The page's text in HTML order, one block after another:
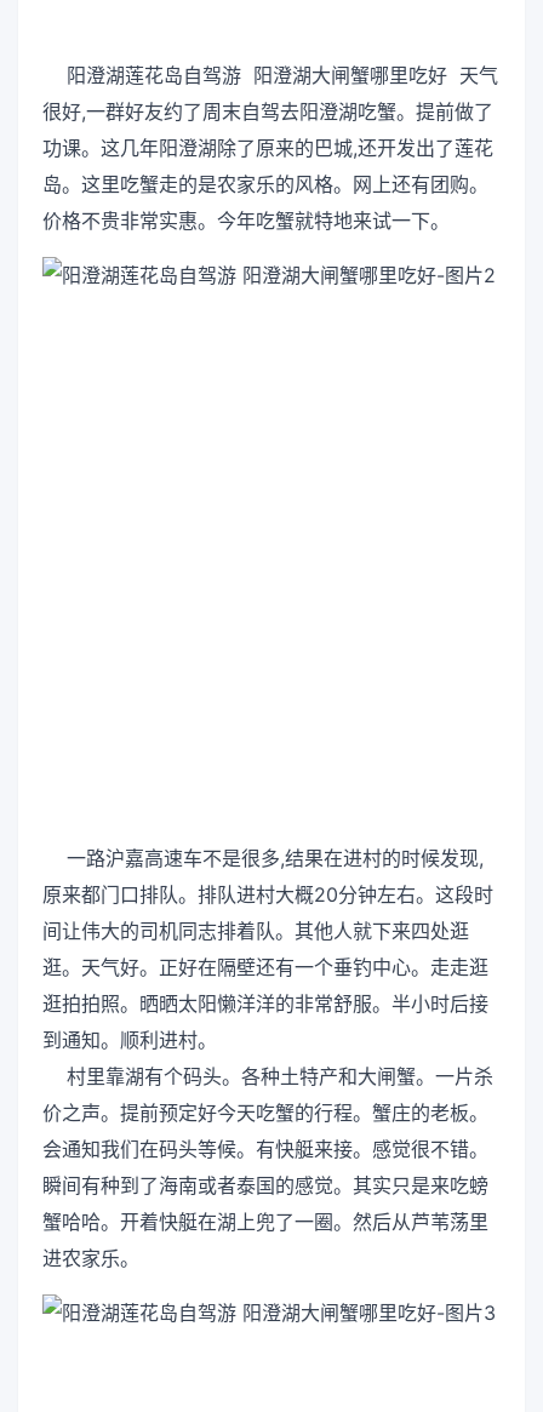
阳澄湖莲花岛自驾游 阳澄湖大闸蟹哪里吃好 天气
很好,一群好友约了周末自驾去阳澄湖吃蟹。提前做了
功课。这几年阳澄湖除了原来的巴城,还开发出了莲花
岛。这里吃蟹走的是农家乐的风格。网上还有团购。
价格不贵非常实惠。今年吃蟹就特地来试一下。
一路沪嘉高速车不是很多,结果在进村的时候发现,
原来都门口排队。排队进村大概20分钟左右。这段时
间让伟大的司机同志排着队。其他人就下来四处逛
逛。天气好。正好在隔壁还有一个垂钓中心。走走逛
逛拍拍照。晒晒太阳懒洋洋的非常舒服。半小时后接
到通知。顺利进村。
村里靠湖有个码头。各种土特产和大闸蟹。一片杀
价之声。提前预定好今天吃蟹的行程。蟹庄的老板。
会通知我们在码头等候。有快艇来接。感觉很不错。
瞬间有种到了海南或者泰国的感觉。其实只是来吃螃
蟹哈哈。开着快艇在湖上兜了一圈。然后从芦苇荡里
进农家乐。